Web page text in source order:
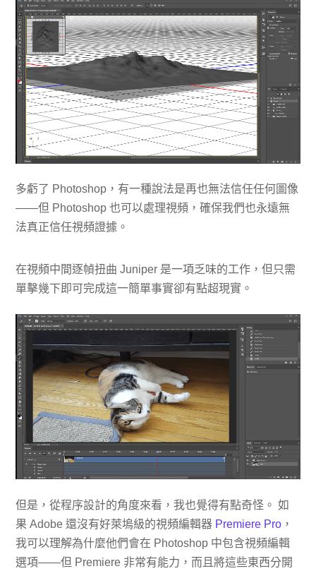
多虧了 Photoshop，有一種說法是再也無法信任任何圖像
——但 Photoshop 也可以處理視頻，確保我們也永遠無
法真正信任視頻證據。
在視頻中間逐幀扭曲 Juniper 是一項乏味的工作，但只需
單擊幾下即可完成這一簡單事實卻有點超現實。
但是，從程序設計的角度來看，我也覺得有點奇怪。 如
果 Adob​​e 還沒有好萊塢級的視頻編輯器 Premiere Pro ，
我可以理解為什麼他們會在 Photoshop 中包含視頻編輯
選項——但 Premiere 非常有能力，而且將這些東西分開